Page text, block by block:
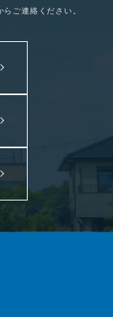
ご連絡ください。